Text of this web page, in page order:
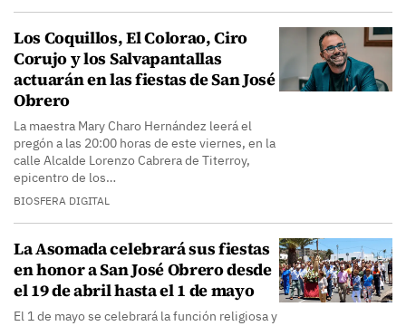
Los Coquillos, El Colorao, Ciro
Corujo y los Salvapantallas
actuarán en las fiestas de San José
Obrero
La maestra Mary Charo Hernández leerá el
pregón a las 20:00 horas de este viernes, en la
calle Alcalde Lorenzo Cabrera de Titerroy,
epicentro de los…
BIOSFERA DIGITAL
La Asomada celebrará sus fiestas
en honor a San José Obrero desde
el 19 de abril hasta el 1 de mayo
El 1 de mayo se celebrará la función religiosa y